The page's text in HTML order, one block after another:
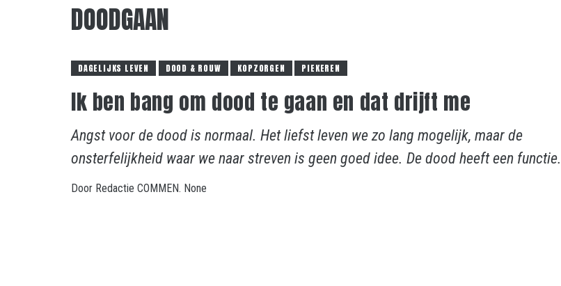
DOODGAAN
DAGELIJKS LEVEN DOOD & ROUW KOPZORGEN PIEKEREN
Ik ben bang om dood te gaan en dat drijft me
Angst voor de dood is normaal. Het liefst leven we zo lang mogelijk, maar de
onsterfelijkheid waar we naar streven is geen goed idee. De dood heeft een functie.
Door Redactie COMMEN. None